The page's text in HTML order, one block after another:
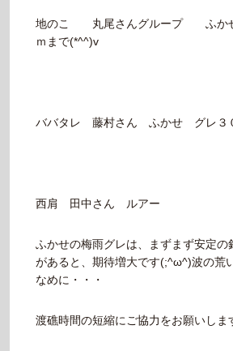
地のこ 丸尾さんグループ ふか
ｍまで(*^^)v
ババタレ 藤村さん ふかせ グレ３
西肩 田中さん ルアー
ふかせの梅雨グレは、まずまず安定
があると、期待増大です(;^ω^)波の荒
なめに・・・
渡礁時間の短縮にご協力をお願いしま